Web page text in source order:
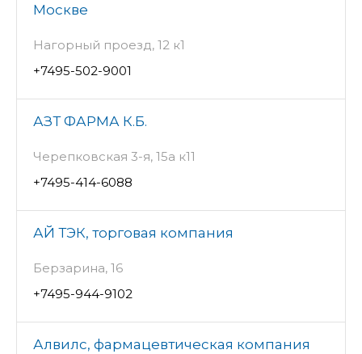
Москве
Нагорный проезд, 12 к1
+7495-502-9001
АЗТ ФАРМА К.Б.
Черепковская 3-я, 15а к11
+7495-414-6088
АЙ ТЭК, торговая компания
Берзарина, 16
+7495-944-9102
Алвилс, фармацевтическая компания